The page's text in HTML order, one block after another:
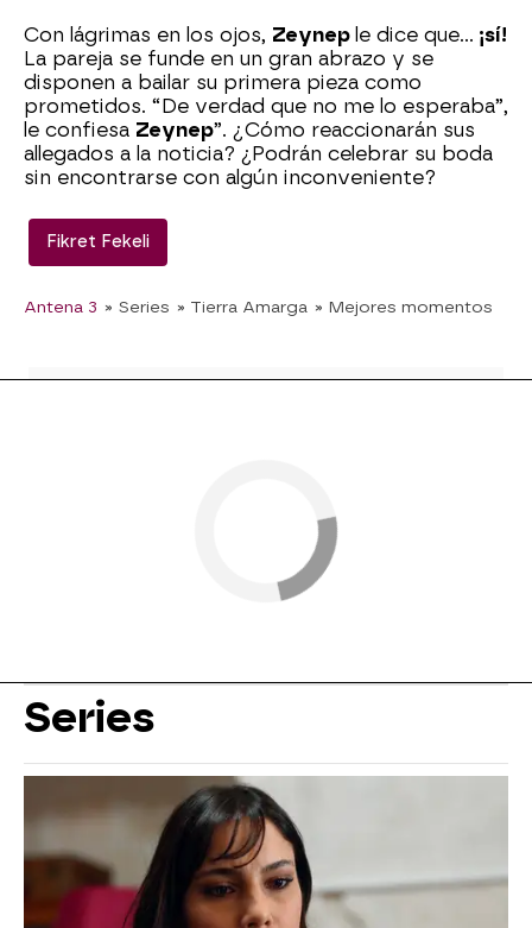
Con lágrimas en los ojos, Zeynep le dice que… ¡sí!
La pareja se funde en un gran abrazo y se
disponen a bailar su primera pieza como
prometidos. “De verdad que no me lo esperaba”,
le confiesa Zeynep”. ¿Cómo reaccionarán sus
allegados a la noticia? ¿Podrán celebrar su boda
sin encontrarse con algún inconveniente?
Fikret Fekeli
Antena 3 » Series » Tierra Amarga » Mejores momentos
Series